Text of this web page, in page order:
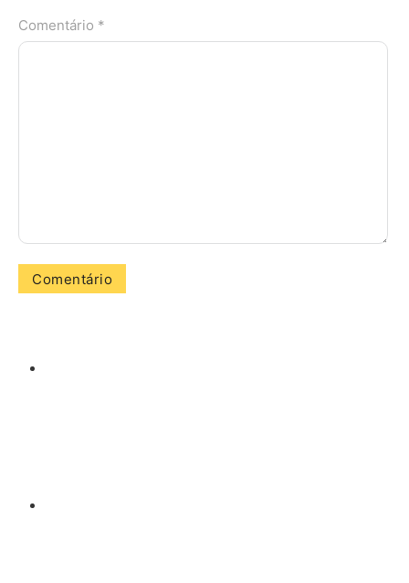
Comentário *